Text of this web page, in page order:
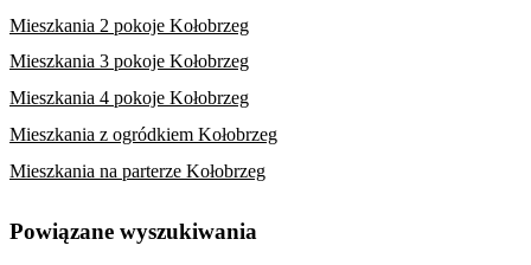
Mieszkania 2 pokoje Kołobrzeg
Mieszkania 3 pokoje Kołobrzeg
Mieszkania 4 pokoje Kołobrzeg
Mieszkania z ogródkiem Kołobrzeg
Mieszkania na parterze Kołobrzeg
Powiązane wyszukiwania